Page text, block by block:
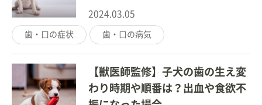
2024.03.05
歯・口の症状 歯・口の病気
【獣医師監修】子犬の歯の生え変
わり時期や順番は？出血や食欲不